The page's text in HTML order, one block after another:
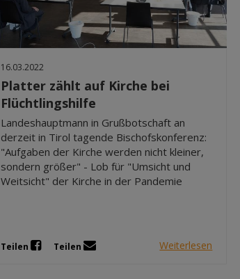
16.03.2022
Platter zählt auf Kirche bei
Flüchtlingshilfe
Landeshauptmann in Grußbotschaft an
derzeit in Tirol tagende Bischofskonferenz:
"Aufgaben der Kirche werden nicht kleiner,
sondern größer" - Lob für "Umsicht und
Weitsicht" der Kirche in der Pandemie
Teilen Teilen Weiterlesen